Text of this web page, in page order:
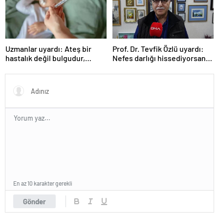
Uzmanlar uyardı: Ateş bir
hastalık değil bulgudur,
mekanizmasıdır
Prof. Dr. Tevfik Özlü uyardı:
Nefes darlığı hissediyorsanız
Gönder
En az 10 karakter gerekli